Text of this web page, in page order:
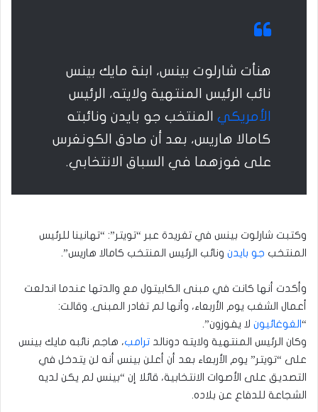
هنأت شارلوت بينس، ابنة مايك بينس
نائب الرئيس المنتهية ولايته، الرئيس
الأمريكي المنتخب جو بايدن ونائبته
كامالا هاريس، بعد أن صادق الكونغرس
على فوزهما في السباق الانتخابي.
وكتبت شارلوت بينس في تغريدة عبر “تويتر”: “تهانينا للرئيس
المنتخب جو بايدن ونائب الرئيس المنتخب كامالا هاريس”.
وأكدت أنها كانت في مبنى الكابيتول مع والدتها عندما اندلعت
أعمال الشغب يوم الأربعاء، وأنها لم تغادر المبنى. وقالت:
“الغوغائيون لا يفوزون”.
وكان الرئيس المنتهية ولايته دونالد ترامب، هاجم نائبه مايك بينس
على “تويتر” يوم الأربعاء بعد أن أعلن بينس أنه لن يتدخل في
التصديق على الأصوات الانتخابية، قائلا إن “بينس لم يكن لديه
الشجاعة للدفاع عن بلاده.